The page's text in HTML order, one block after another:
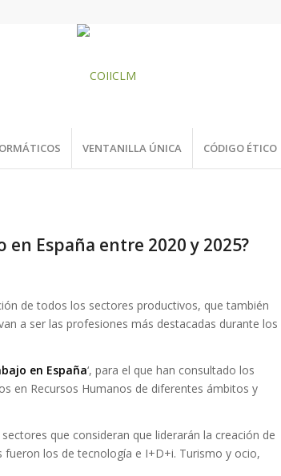
VENTANILLA ÚNICA CÓDIGO ÉTICO
España entre 2020 y 2025?
de todos los sectores productivos, que también
a ser las profesiones más destacadas durante los
en España‘, para el que han consultado los
en Recursos Humanos de diferentes ámbitos y
que consideran que liderarán la creación de
fueron los de tecnología e I+D+i. Turismo y ocio,